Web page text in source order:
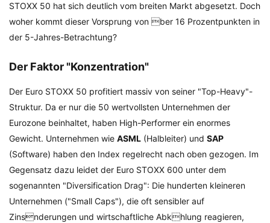
STOXX 50 hat sich deutlich vom breiten Markt abgesetzt. Doch
woher kommt dieser Vorsprung von ber 16 Prozentpunkten in
der 5-Jahres-Betrachtung?
Der Faktor "Konzentration"
Der Euro STOXX 50 profitiert massiv von seiner "Top-Heavy"-
Struktur. Da er nur die 50 wertvollsten Unternehmen der
Eurozone beinhaltet, haben High-Performer ein enormes
Gewicht. Unternehmen wie ASML (Halbleiter) und SAP
(Software) haben den Index regelrecht nach oben gezogen. Im
Gegensatz dazu leidet der Euro STOXX 600 unter dem
sogenannten "Diversification Drag": Die hunderten kleineren
Unternehmen ("Small Caps"), die oft sensibler auf
Zinsnderungen und wirtschaftliche Abkhlung reagieren,